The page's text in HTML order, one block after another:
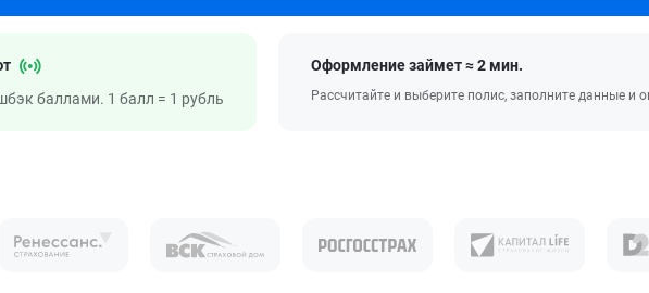
баллами. 1 балл = 1 рубль
Оформление займет ≈ 2 мин.
Рассчитайте и выберите полис, заполните данные и